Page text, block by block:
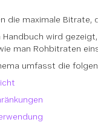
die maximale Bitrate,
Handbuch wird
man Rohbitraten
umfasst die